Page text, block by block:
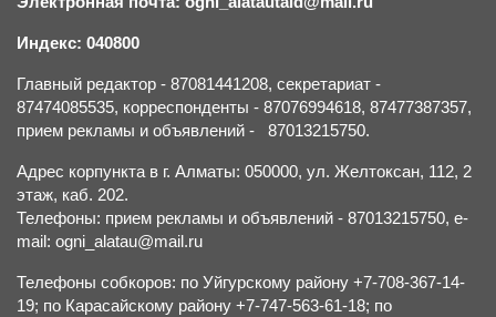
Индекс: 040800
Главный редактор - 87081441208, секретариат -
87474085535, корреспонденты - 87076994618, 87477387357,
прием рекламы и объявлений - 87013215750.
Адрес корпункта в г. Алматы: 050000, ул. Желтоксан, 112, 2
этаж, каб. 202.
Телефоны: прием рекламы и объявлений - 87013215750, e-
mail: ogni_alatau@mail.ru
Телефоны собкоров: по Уйгурскому району +7-708-367-14-
19; по Карасайскому району +7-747-563-61-18; по